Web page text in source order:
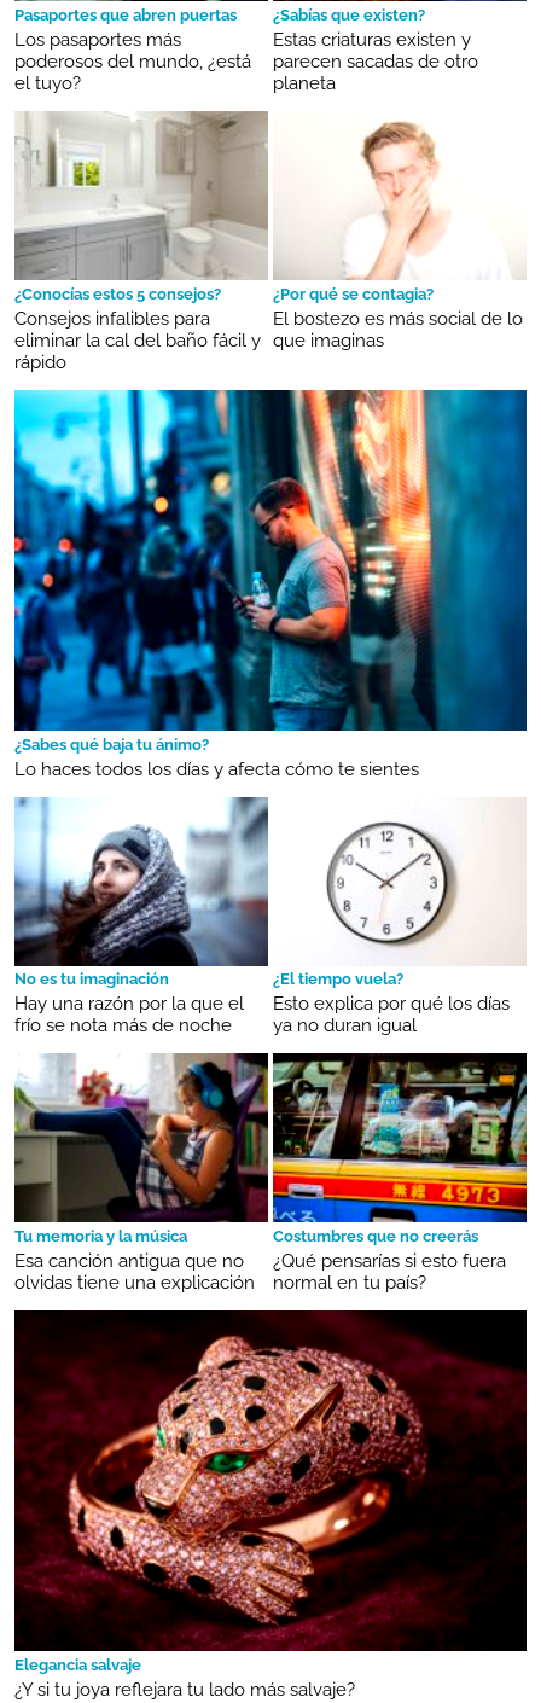
Pasaportes que abren puertas
Los pasaportes más
poderosos del mundo, ¿está
el tuyo?
¿Sabías que existen?
Estas criaturas existen y
parecen sacadas de otro
planeta
¿Conocías estos 5 consejos?
Consejos infalibles para
eliminar la cal del baño fácil y
rápido
¿Por qué se contagia?
El bostezo es más social de lo
que imaginas
¿Sabes qué baja tu ánimo?
Lo haces todos los días y afecta cómo te sientes
No es tu imaginación
Hay una razón por la que el
frío se nota más de noche
¿El tiempo vuela?
Esto explica por qué los días
ya no duran igual
Tu memoria y la música
Esa canción antigua que no
olvidas tiene una explicación
Costumbres que no creerás
¿Qué pensarías si esto fuera
normal en tu país?
Elegancia salvaje
¿Y si tu joya reflejara tu lado más salvaje?